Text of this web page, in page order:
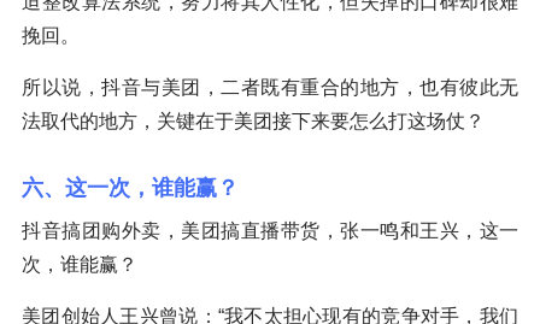
挽回。
所以说，抖音与美团，二者既有重合的地方，也有彼此无
法取代的地方，关键在于美团接下来要怎么打这场仗？
六、这一次，谁能赢？
抖音搞团购外卖，美团搞直播带货，张一鸣和王兴，这一
次，谁能赢？
美团创始人王兴曾说：“我不太担心现有的竞争对手，我们